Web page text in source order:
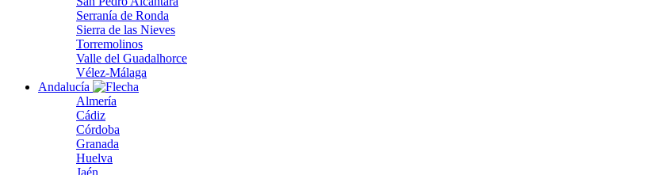
Serranía de Ronda
Sierra de las Nieves
Torremolinos
Valle del Guadalhorce
Vélez-Málaga
Andalucía
Almería
Cádiz
Córdoba
Granada
Huelva